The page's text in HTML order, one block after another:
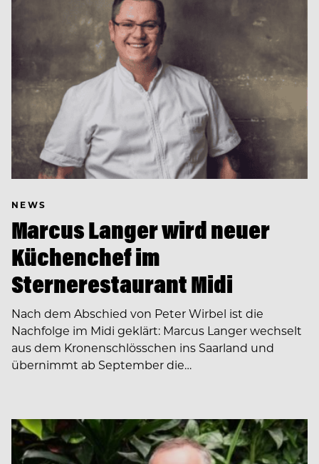
NEWS
Marcus Langer wird neuer
Küchenchef im
Sternerestaurant Midi
Nach dem Abschied von Peter Wirbel ist die
Nachfolge im Midi geklärt: Marcus Langer wechselt
aus dem Kronenschlösschen ins Saarland und
übernimmt ab September die…